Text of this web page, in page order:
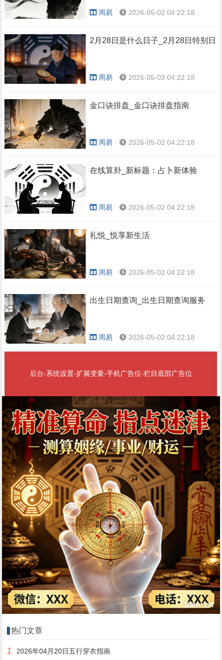
周易 2026-05-02 04:22:18
2月28日是什么日子_2月28日特别日
周易 2026-05-02 04:22:18
金口诀排盘_金口诀排盘指南
周易 2026-05-02 04:22:18
在线算卦_新标题：占卜新体验
周易 2026-05-02 04:22:18
礼悦_悦享新生活
周易 2026-05-02 04:22:18
出生日期查询_出生日期查询服务
周易 2026-05-02 04:22:18
后台-系统设置-扩展变量-手机广告位-栏目底部广告位
热门文章
1 2026年04月20日五行穿衣指南